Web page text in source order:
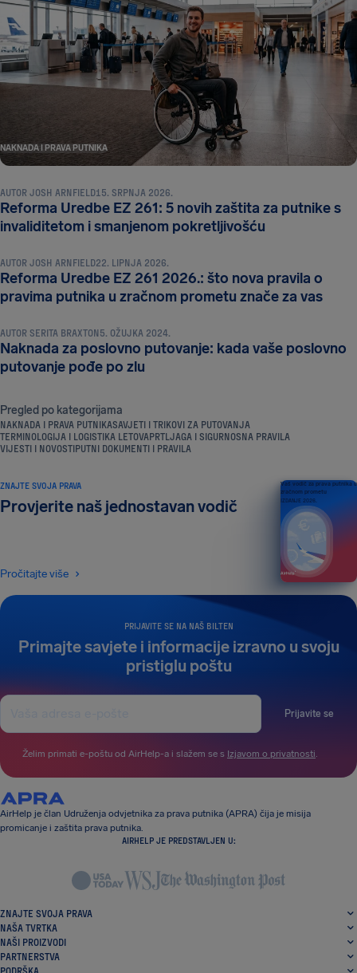
NAKNADA I PRAVA PUTNIKA
AUTOR JOSH ARNFIELD15. SRPNJA 2026.
Reforma Uredbe EZ 261: 5 novih zaštita za putnike s
invaliditetom i smanjenom pokretljivošću
AUTOR JOSH ARNFIELD22. LIPNJA 2026.
Reforma Uredbe EZ 261 2026.: što nova pravila o
pravima putnika u zračnom prometu znače za vas
AUTOR SERITA BRAXTON5. OŽUJKA 2024.
Naknada za poslovno putovanje: kada vaše poslovno
putovanje pođe po zlu
Pregled po kategorijama
NAKNADA I PRAVA PUTNIKASAVJETI I TRIKOVI ZA PUTOVANJA
TERMINOLOGIJA I LOGISTIKA LETOVAPRTLJAGA I SIGURNOSNA PRAVILA
VIJESTI I NOVOSTIPUTNI DOKUMENTI I PRAVILA
PRIJAVITE SE NA NAŠ BILTEN
Primajte savjete i informacije izravno u svoju
pristiglu poštu
Prijavite se
Želim primati e-poštu od AirHelp-a i slažem se s Izjavom o privatnosti.
ZNAJTE SVOJA PRAVA
Provjerite naš jednostavan vodič
Pročitajte više
Vaš vodič za prava putnika u
zračnom prometu
IZDANJE 2026.
AirHelp je član Udruženja odvjetnika za prava putnika (APRA) čija je misija
promicanje i zaštita prava putnika.
AIRHELP JE PREDSTAVLJEN U:
ZNAJTE SVOJA PRAVA
NAŠA TVRTKA
NAŠI PROIZVODI
PARTNERSTVA
PODRŠKA